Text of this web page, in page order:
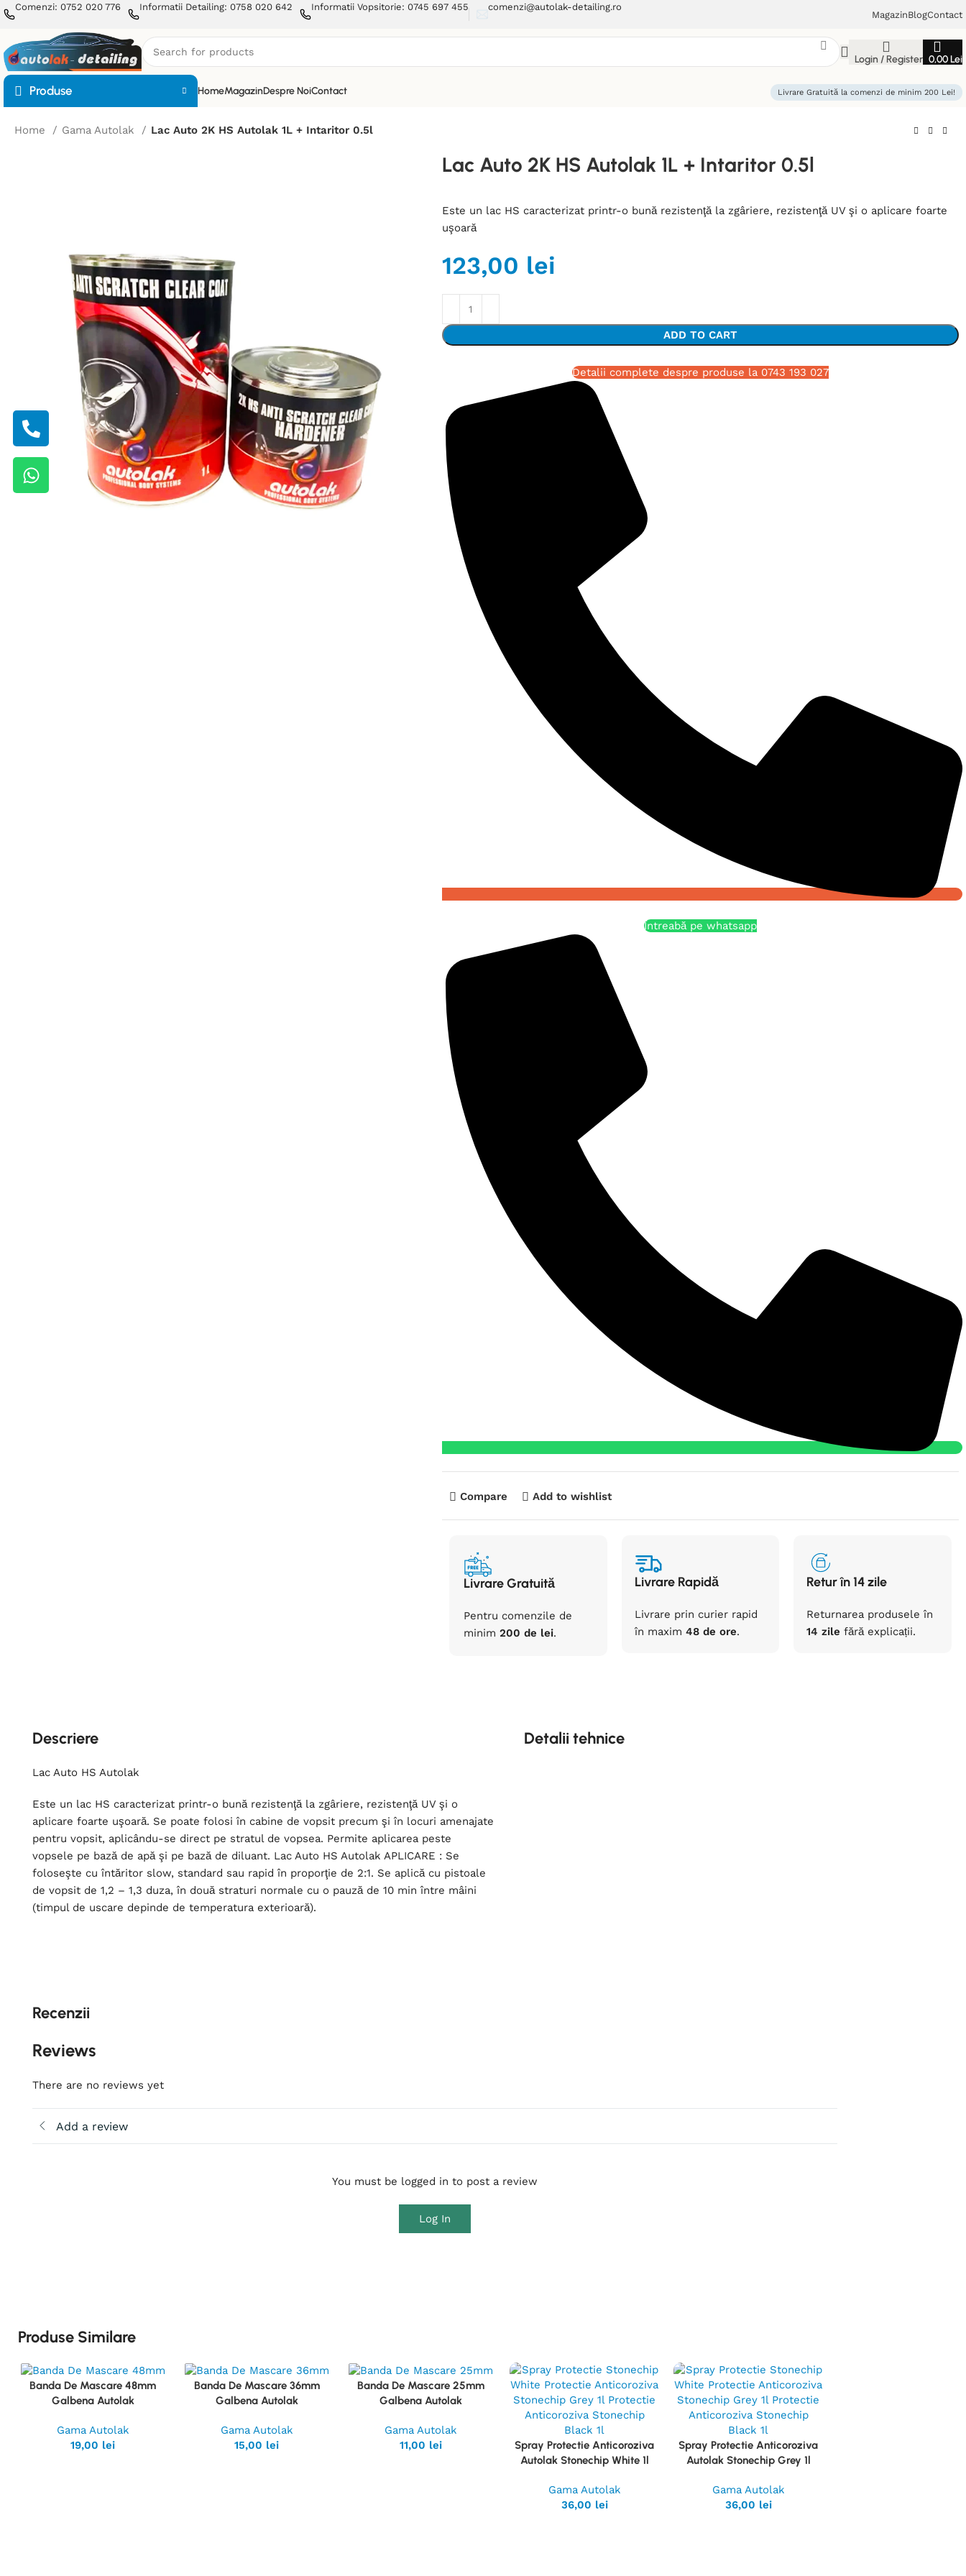
Comenzi: 0752 020 776 Informatii Detailing: 0758 020 642 Informatii Vopsitorie: 0745 697 455 comenzi@autolak-detailing.ro
MagazinBlogContact
Login / Register 0,00Lei
Produse HomeMagazinDespre NoiContact Livrare Gratuită la comenzi de minim 200 Lei!
Home Gama Autolak Lac Auto 2K HS Autolak 1L + Intaritor 0.5l
Lac Auto 2K HS Autolak 1L + Intaritor 0.5l
Este un lac HS caracterizat printr-o bună rezistenţă la zgâriere, rezistenţă UV şi o aplicare foarte
uşoară
123,00 lei
ADD TO CART
Detalii complete despre produse la 0743 193 027
Întreabă pe whatsapp
Compare Add to wishlist
Livrare Gratuită
Pentru comenzile de
minim 200 de lei.
Livrare Rapidă
Livrare prin curier rapid
în maxim 48 de ore.
Retur în 14 zile
Returnarea produseleîn
14 zile fără explicații.
Descriere
Lac Auto HS Autolak
Este un lac HS caracterizat printr-o bună rezistenţă la zgâriere, rezistenţă UV şi o
aplicare foarte uşoară. Se poate folosi în cabine de vopsit precum şi în locuri amenajate
pentru vopsit, aplicându-se direct pe stratul de vopsea. Permite aplicarea peste
vopsele pe bază de apă şi pe bază de diluant. Lac Auto HS Autolak APLICARE : Se
foloseşte cu întăritor slow, standard sau rapid în proporţie de 2:1. Se aplică cu pistoale
de vopsit de 1,2 – 1,3 duza, în două straturi normale cu o pauză de 10 min între mâini
(timpul de uscare depinde de temperatura exterioară).
Detalii tehnice
Recenzii
Reviews
There are no reviews yet
Add a review
You must be logged in to post a review
Log In
Produse Similare
Vezi
Produsul
Banda De Mascare 48mm
Galbena Autolak
Gama Autolak
19,00 lei
Vezi
Produsul
Banda De Mascare 36mm
Galbena Autolak
Gama Autolak
15,00 lei
Vezi
Produsul
Banda De Mascare 25mm
Galbena Autolak
Gama Autolak
11,00 lei
Vezi
Produsul
Spray Protectie Anticoroziva
Autolak Stonechip White 1l
Gama Autolak
36,00 lei
Vezi
Produsul
Spray Protectie Anticoroziva
Autolak Stonechip Grey 1l
Gama Autolak
36,00 lei